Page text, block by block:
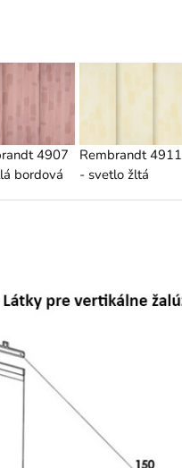
4907
bordová
Rembrandt 4911
- svetlo žltá